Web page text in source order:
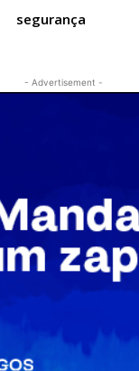
segurança
- Advertisement -